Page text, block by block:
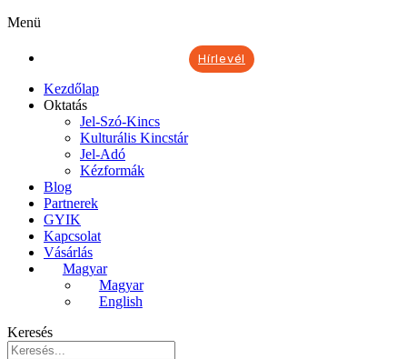
Menü
Hírlevél
Kezdőlap
Oktatás
Jel-Szó-Kincs
Kulturális Kincstár
Jel-Adó
Kézformák
Blog
Partnerek
GYIK
Kapcsolat
Vásárlás
Magyar
Magyar
English
Keresés